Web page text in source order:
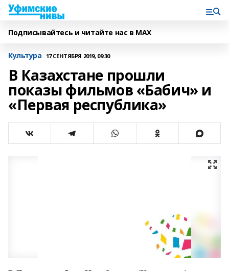
Подписывайтесь и читайте нас в MAX
Культура 17 СЕНТЯБРЯ 2019, 09:30
В Казахстане прошли
показы фильмов «Бабич» и
«Первая республика»